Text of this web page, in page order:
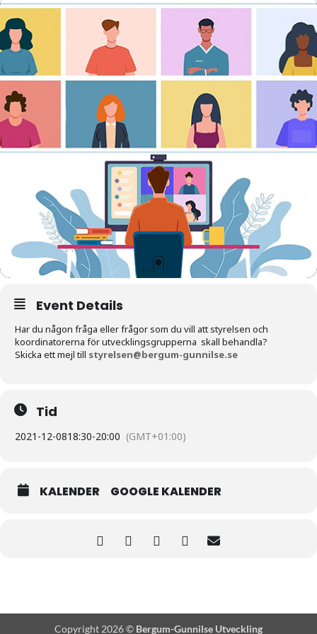
Event Details
Har du någon fråga eller frågor som du vill att styrelsen och
koordinatorerna för utvecklingsgrupperna skall behandla?
Skicka ett mejl till styrelsen@bergum-gunnilse.se
Tid
2021-12-0818:30-20:00 (GMT+01:00)
KALENDER GOOGLE KALENDER
Copyright 2026 © Bergum-Gunnilse Utveckling